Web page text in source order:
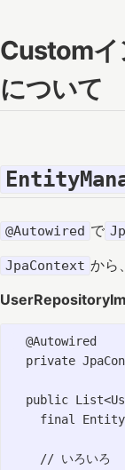
Customイ
について
@Autowired で
JpaContext から、
  @Autowired
private
public
final
    // いろいろ